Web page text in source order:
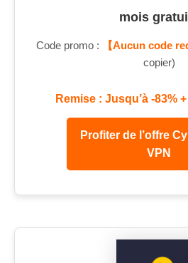
mois
Code promo : 【Aucun code
copier)
Remise : Jusqu’à -83%
Profiter de l’offre
VPN